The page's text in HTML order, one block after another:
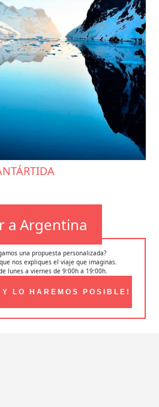
a Argentina
una propuesta personalizada?
nos expliques el viaje que imaginas.
lunes a viernes de 9:00h a 19:00h.
Y LO HAREMOS POSIBLE!